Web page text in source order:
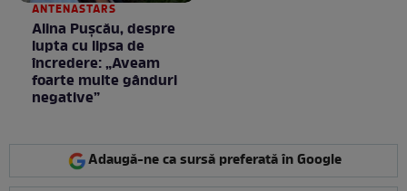
ANTENASTARS
Alina Pușcău, despre
lupta cu lipsa de
încredere: „Aveam
foarte multe gânduri
negative”
Adaugă-ne ca sursă preferată în Google